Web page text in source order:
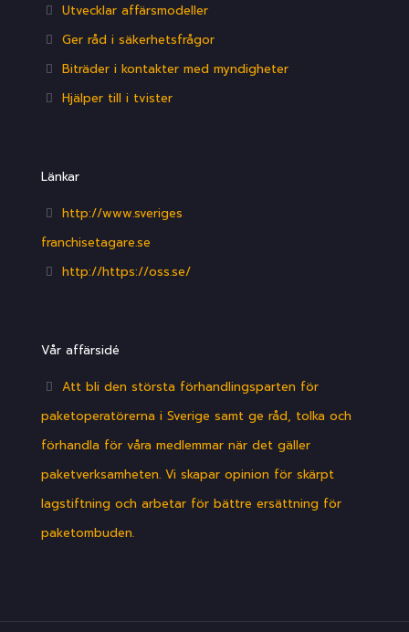
Utvecklar affärsmodeller
Ger råd i säkerhetsfrågor
Biträder i kontakter med myndigheter
Hjälper till i tvister
Länkar
http://www.sveriges
franchisetagare.se
http://https://oss.se/
Vår affärsidé
Att bli den största förhandlingsparten för
paketoperatörerna i Sverige samt ge råd, tolka och
förhandla för våra medlemmar när det gäller
paketverksamheten. Vi skapar opinion för skärpt
lagstiftning och arbetar för bättre ersättning för
paketombuden.